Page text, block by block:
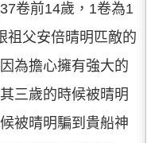
卷前14歲，1卷為1
祖父安倍晴明匹敵的
為擔心擁有強大的
三歲的時候被晴明
被晴明騙到貴船神